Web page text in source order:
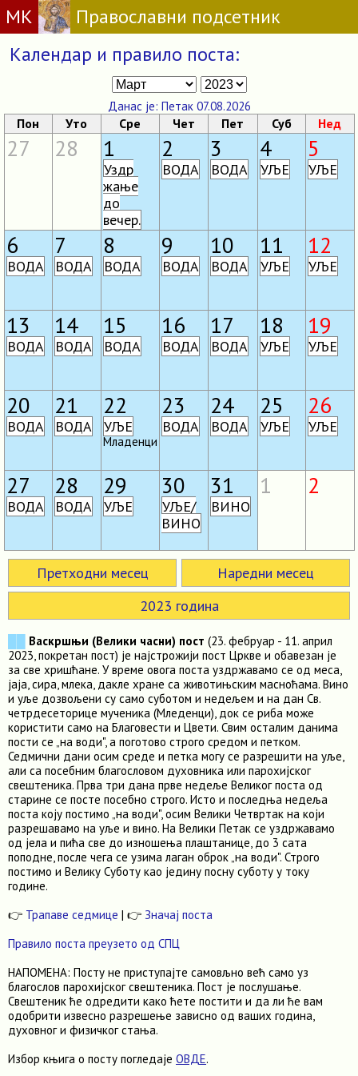
МК
Православни подсетник
Календар и правило поста:
Данас је: Петак 07.08.2026
Пон Уто Сре Чет Пет Суб Нед
27 28 1
Уздр
жање
до
вечер.
2
ВОДА
3
ВОДА
4
УЉЕ
5
УЉЕ
6
ВОДА
7
ВОДА
8
ВОДА
9
ВОДА
10
ВОДА
11
УЉЕ
12
УЉЕ
13
ВОДА
14
ВОДА
15
ВОДА
16
ВОДА
17
ВОДА
18
УЉЕ
19
УЉЕ
20
ВОДА
21
ВОДА
22
УЉЕ
Младенци
23
ВОДА
24
ВОДА
25
УЉЕ
26
УЉЕ
27
ВОДА
28
ВОДА
29
УЉЕ
30
УЉЕ/
ВИНО
31
ВИНО
1 2
Претходни месец
Наредни месец
2023 година
Васкршњи (Велики часни) пост (23. фебруар - 11. април
2023, покретан пост) је најстрожији пост Цркве и обавезан је
за све хришћане. У време овога поста уздржавамо се од меса,
јаја, сира, млека, дакле хране са животињским масноћама. Вино
и уље дозвољени су само суботом и недељем и на дан Св.
четрдесеторице мученика (Мледенци), док се риба може
користити само на Благовести и Цвети. Свим осталим данима
пости се „на води", а поготово строго средом и петком.
Седмични дани осим среде и петка могу се разрешити на уље,
али са посебним благословом духовника или парохијског
свештеника. Прва три дана прве недеље Великог поста од
старине се посте посебно строго. Исто и последња недеља
поста коју постимо „на води", осим Велики Четвртак на који
разрешавамо на уље и вино. На Велики Петак се уздржавамо
од јела и пића све до изношења плаштанице, до 3 сата
поподне, после чега се узима лаган оброк „на води". Строго
постимо и Велику Суботу као једину посну суботу у току
године.
👉 Трапаве седмице | 👉 Значај поста
Правило поста преузето од СПЦ
НАПОМЕНА: Посту не приступајте самовљно већ само уз
благослов парохијског свештеника. Пост је послушање.
Свештеник ће одредити како ћете постити и да ли ће вам
одобрити извесно разрешење зависно од ваших година,
духовног и физичког стања.
Избор књига о посту погледаје ОВДЕ.